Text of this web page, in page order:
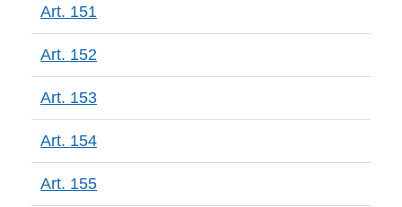
Art. 151
Art. 152
Art. 153
Art. 154
Art. 155